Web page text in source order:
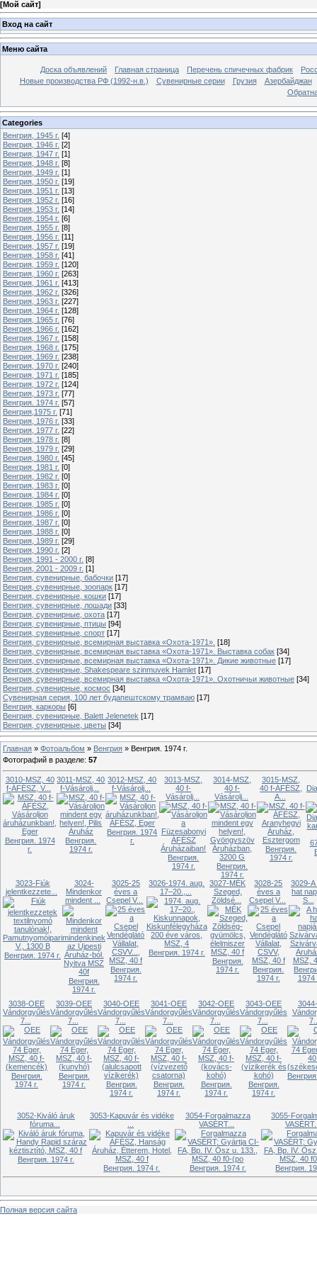
[Мой сайт]
Вход на сайт
Меню сайта
Доска объявлений Главная страница Перечень спичечных фабрик
Новые производства РФ (1992-н.в.)
Сувенирные серии Грузия
Азербайджан
Categories
Венгрия, 1945 г. [4]
Венгрия, 1946 г. [2]
Венгрия, 1947 г. [1]
Венгрия, 1948 г. [8]
Венгрия, 1949 г. [1]
Венгрия, 1950 г. [19]
Венгрия, 1951 г. [13]
Венгрия, 1952 г. [16]
Венгрия, 1953 г. [14]
Венгрия, 1954 г. [6]
Венгрия, 1955 г. [8]
Венгрия, 1956 г. [11]
Венгрия, 1957 г. [19]
Венгрия, 1958 г. [41]
Венгрия, 1959 г. [120]
Венгрия, 1960 г. [263]
Венгрия, 1961 г. [413]
Венгрия, 1962 г. [326]
Венгрия, 1963 г. [227]
Венгрия, 1964 г. [128]
Венгрия, 1965 г. [76]
Венгрия, 1966 г. [162]
Венгрия, 1967 г. [158]
Венгрия, 1968 г. [175]
Венгрия, 1969 г. [238]
Венгрия, 1970 г. [240]
Венгрия, 1971 г. [185]
Венгрия, 1972 г. [124]
Венгрия, 1973 г. [77]
Венгрия. 1974 г. [57]
Венгрия,1975 г. [71]
Венгрия, 1976 г. [33]
Венгрия, 1977 г. [22]
Венгрия, 1978 г. [8]
Венгрия, 1979 г. [29]
Венгрия, 1980 г. [45]
Венгрия, 1981 г. [0]
Венгрия, 1982 г. [0]
Венгрия, 1983 г. [0]
Венгрия, 1984 г. [0]
Венгрия, 1985 г. [0]
Венгрия, 1986 г. [0]
Венгрия, 1987 г. [0]
Венгрия, 1988 г. [0]
Венгрия, 1989 г. [29]
Венгрия, 1990 г. [2]
Венгрия, 1991 - 2000 г. [8]
Венгрия, 2001 - 2009 г. [1]
Венгрия, сувенирные, бабочки [17]
Венгрия, сувенирные, зоопарк [17]
Венгрия, сувенирные, кошки [17]
Венгрия, сувенирные, лошади [33]
Венгрия, сувенирные, охота [17]
Венгрия, сувенирные, птицы [94]
Венгрия, сувенирные, спорт [17]
Венгрия, сувенирные, всемирная выставка «Охота-1971». [18]
Венгрия, сувенирные, всемирная выставка «Охота-1971». Выставка собак [34]
Венгрия, сувенирные, всемирная выставка «Охота-1971». Дикие животные [17]
Венгрия, сувенирные, Shakespeare szinmuvek Hamlet [17]
Венгрия, сувенирные, всемирная выставка «Охота-1971». Охотничьи животные [34]
Венгрия, сувенирные, космос [34]
Сувенирная серия, 100 лет будапештскому трамваю [17]
Венгрия, каркоры [6]
Венгрия, сувенирные, Balett Jelenetek [17]
Венгрия, сувенирные, цветы [34]
Главная » Фотоальбом » Венгрия » Венгрия. 1974 г.
Фотографий в разделе: 57
3010-MSZ, 40
f-ÁFÉSZ, V...
Венгрия. 1974
г.
3011-MSZ, 40
f-Vásárolj...
Венгрия.
1974 г.
3012-MSZ, 40
f-Vásárolj...
Венгрия. 1974
г.
3013-MSZ,
40 f-
Vásárolj...
Венгрия.
1974 г.
3014-MSZ,
40 f-
Vásárolj...
Венгрия.
1974 г.
3015-MSZ,
40 f-ÁFÉSZ,
A...
Венгрия.
1974 г.
3023-Fiúk
jelentkezzete...
Венгрия. 1974 г.
3024-
Mindenkor
mindent ...
Венгрия.
1974 г.
3025-25
éves a
Csepel V...
Венгрия.
1974 г.
3026-1974. aug.
17–20.,...
Венгрия. 1974 г.
3027-MÉK
Szeged,
Zöldsé...
Венгрия.
1974 г.
3028-25
éves a
Csepel V...
Венгрия.
1974 г.
3029-A
hat
S...
1974
3038-OEE
Vándorgyűlés
7...
Венгрия.
1974 г.
3039-OEE
Vándorgyűlés
7...
Венгрия.
1974 г.
3040-OEE
Vándorgyűlés
7...
Венгрия.
1974 г.
3041-OEE
Vándorgyűlés
7...
Венгрия.
1974 г.
3042-OEE
Vándorgyűlés
7...
Венгрия.
1974 г.
3043-OEE
Vándorgyűlés
7...
Венгрия.
1974 г.
3052-Kiváló áruk
fóruma...
Венгрия. 1974 г.
3053-Kapuvár és vidéke
Венгрия. 1974 г.
3054-Forgalmazza
VASÉRT...
Венгрия. 1974 г.
3055-
Венгрия.
Полная версия сайта